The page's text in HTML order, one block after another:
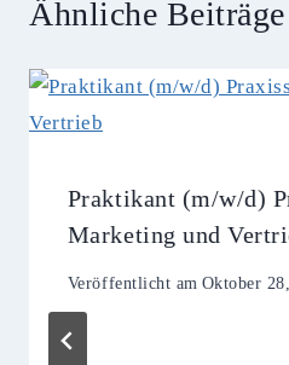
Ähnliche Beiträge
Praktikant (m/w/d)
Marketing und
Veröffentlicht am Oktober